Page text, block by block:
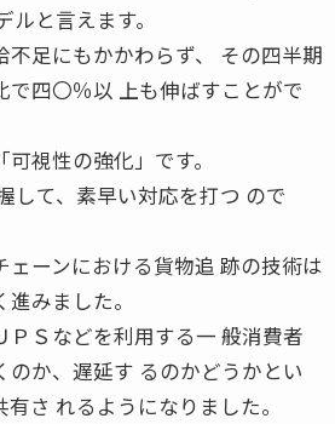
と言えます。
不足にもかかわらず、 その四半期
で四〇％以 上も伸ばすことがで
視性の強化」です。
して、素早い対応を打つ ので
ーンにおける貨物追 跡の技術は
みました。
ＰＳなどを利用する一 般消費者
のか、遅延す るのかどうかとい
さ れるようになりました。